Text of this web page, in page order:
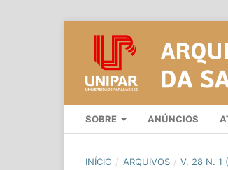
SOBRE ANÚNCIOS
INÍCIO / ARQUIVOS / V. 28 N. 1